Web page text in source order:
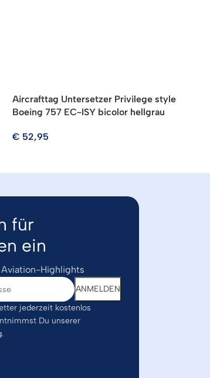
Aircrafttag Untersetzer Privilege style
Boeing 757 EC-ISY bicolor hellgrau
€ 52,95
für
ein
Highlights
jederzeit kostenlos
Du unserer
.